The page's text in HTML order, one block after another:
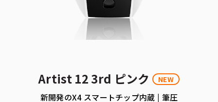
Artist 12 3rd ピンク NEW
新開発のX4 スマートチップ内蔵 | 筆圧